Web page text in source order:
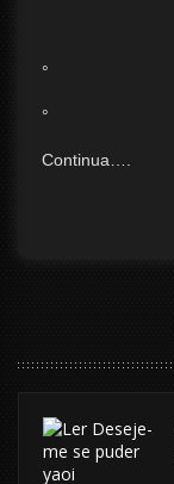
°
°
Continua….